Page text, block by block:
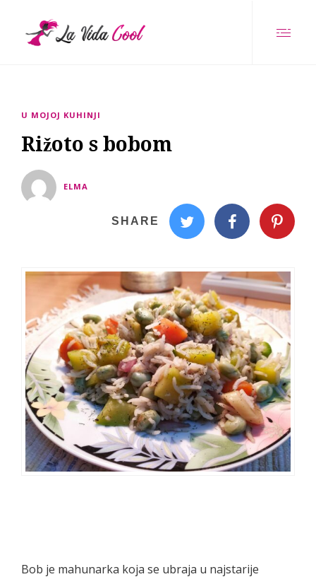
U MOJOJ KUHINJI
Rižoto s bobom
ELMA
SHARE
Bob je mahunarka koja se ubraja u najstarije